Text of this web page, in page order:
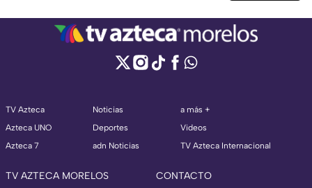
TV Azteca
Azteca UNO
Azteca 7
Noticias
Deportes
adn Noticias
a más +
Videos
TV Azteca Internacional
TV AZTECA MORELOS CONTACTO